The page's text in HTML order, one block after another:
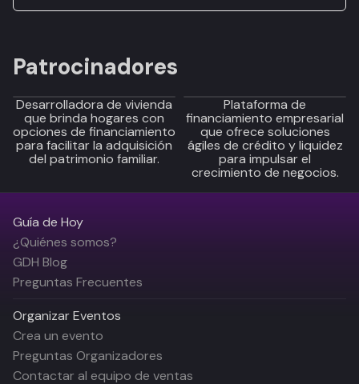
Patrocinadores
Desarrolladora de vivienda
que brinda hogares con
opciones de financiamiento
para facilitar la adquisición
del patrimonio familiar.
Plataforma de
financiamiento empresarial
que ofrece soluciones
ágiles de crédito y liquidez
para impulsar el
crecimiento de negocios.
Guía de Hoy
¿Quiénes somos?
GDH Blog
Preguntas Frecuentes
Organizar Eventos
Crea un evento
Preguntas Organizadores
Contactar al equipo de ventas